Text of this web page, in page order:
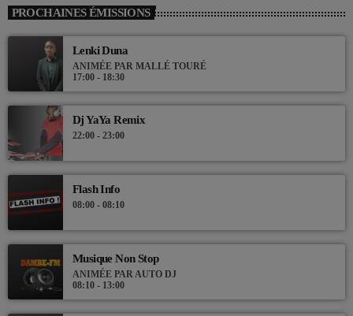
PROCHAINES ÉMISSIONS
Lenki Duna
ANIMÉE PAR MALLÉ TOURÉ
17:00 - 18:30
Dj YaYa Remix
22:00 - 23:00
Flash Info
08:00 - 08:10
Musique Non Stop
ANIMÉE PAR AUTO DJ
08:10 - 13:00